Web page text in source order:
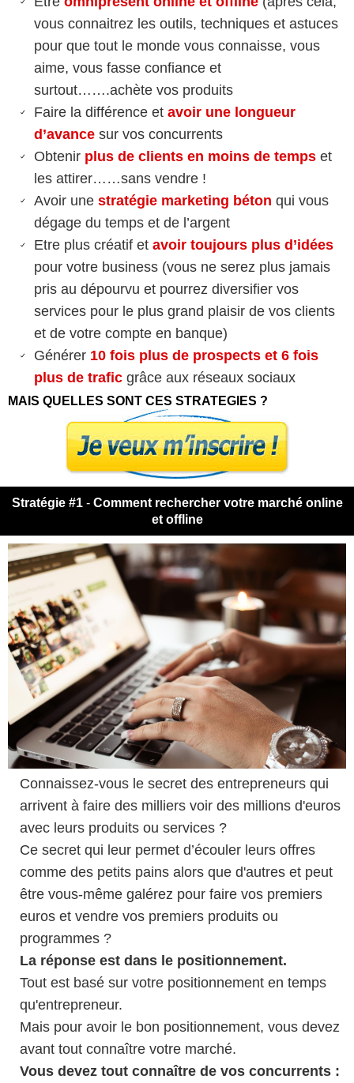
vous connaitrez les outils, techniques et astuces
pour que tout le monde vous connaisse, vous
aime, vous fasse confiance et
surtout…….achète vos produits
Faire la différence et avoir une longueur
d’avancesur vos concurrents
Obtenir plus de clients en moins de tempset
les attirer……sans vendre !
Avoir une stratégie marketing béton qui vous
dégage du temps et de l’argent
Etre plus créatif et avoir toujours plus d’idées
pour votre business (vous ne serez plus jamais
pris au dépourvu et pourrez diversifier vos
services pour le plus grand plaisir de vos clients
et de votre compte en banque)
Générer 10 fois plus de prospects et 6 fois
plus de traficgrâce aux réseaux sociaux
MAIS QUELLES SONT CES STRATEGIES ?
Stratégie #1- Comment rechercher votre marché online
et offline
Connaissez-vous le secret des entrepreneurs qui
arrivent à faire des milliers voir des millions d'euros
avec leurs produits ou services ?
Ce secret qui leur permet d’écouler leurs offres
comme des petits pains alors que d'autres et peut
être vous-même galérez pour faire vos premiers
euros et vendre vos premiers produits ou
programmes ?
La réponse est dans le positionnement.
Tout est basé sur votre positionnement en temps
qu'entrepreneur.
Mais pour avoir le bon positionnement, vous devez
avant tout connaître votre marché.
Vous devez tout connaître de vos concurrents :